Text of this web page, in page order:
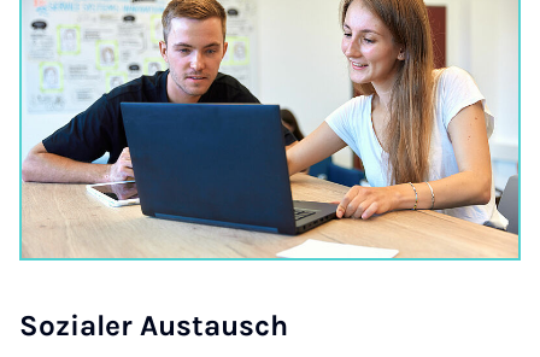
So­zi­a­ler Aus­tausch